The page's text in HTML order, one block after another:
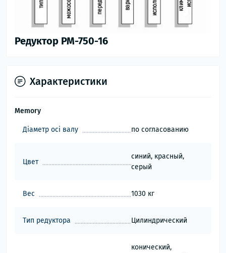
Редуктор РМ-750-16
Характеристики
Memory
Діаметр осі валу по согласованию
Цвет
синий, красный,
серый
Вес 1030 кг
Тип редуктора Цилиндрический
конический,